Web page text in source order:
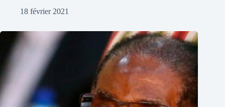
18 février 2021